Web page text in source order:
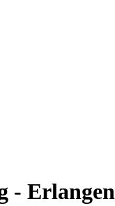
- Erlangen